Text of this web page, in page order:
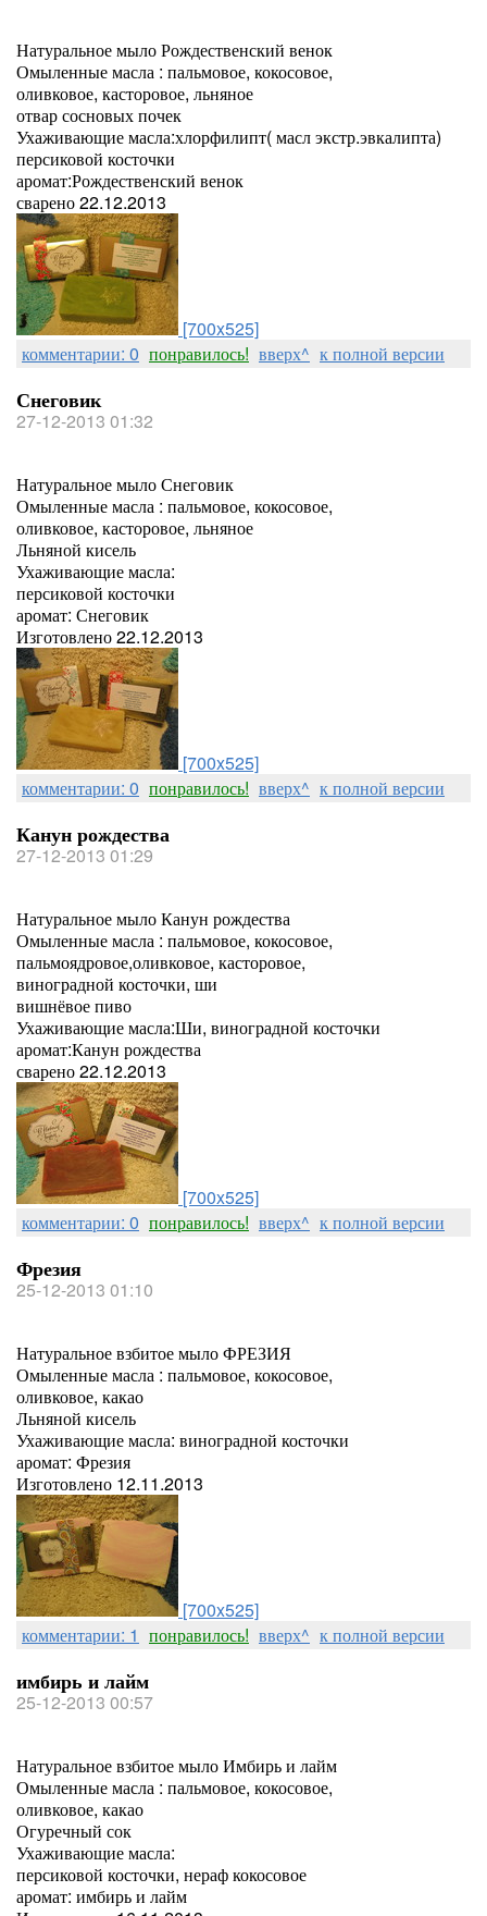
Натуральное мыло Рождественский венок
Омыленные масла : пальмовое, кокосовое,
оливковое, касторовое, льняное
отвар сосновых почек
Ухаживающие масла:хлорфилипт( масл экстр.эвкалипта)
персиковой косточки
аромат:Рождественский венок
сварено 22.12.2013
[700x525]
комментарии: 0 понравилось! вверх^ к полной версии
Снеговик
27-12-2013 01:32
Натуральное мыло Снеговик
Омыленные масла : пальмовое, кокосовое,
оливковое, касторовое, льняное
Льняной кисель
Ухаживающие масла:
персиковой косточки
аромат: Снеговик
Изготовлено 22.12.2013
[700x525]
комментарии: 0 понравилось! вверх^ к полной версии
Канун рождества
27-12-2013 01:29
Натуральное мыло Канун рождества
Омыленные масла : пальмовое, кокосовое,
пальмоядровое,оливковое, касторовое,
виноградной косточки, ши
вишнёвое пиво
Ухаживающие масла:Ши, виноградной косточки
аромат:Канун рождества
сварено 22.12.2013
[700x525]
комментарии: 0 понравилось! вверх^ к полной версии
Фрезия
25-12-2013 01:10
Натуральное взбитое мыло ФРЕЗИЯ
Омыленные масла : пальмовое, кокосовое,
оливковое, какао
Льняной кисель
Ухаживающие масла: виноградной косточки
аромат: Фрезия
Изготовлено 12.11.2013
[700x525]
комментарии: 1 понравилось! вверх^ к полной версии
имбирь и лайм
25-12-2013 00:57
Натуральное взбитое мыло Имбирь и лайм
Омыленные масла : пальмовое, кокосовое,
оливковое, какао
Огуречный сок
Ухаживающие масла:
персиковой косточки, нераф кокосовое
аромат: имбирь и лайм